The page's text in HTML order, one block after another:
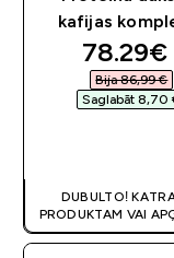
kafijas
78.29€‎
Bija 86,99 €‎
Saglabāt 8,70
DUBULTO!
PRODUKTAM VAI
80% OFF! |
DIVKARSS